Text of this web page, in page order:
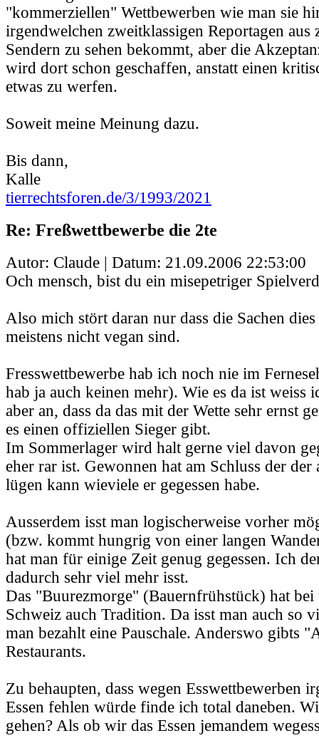
"kommerziellen" Wettbewerben wie man sie
irgendwelchen zweitklassigen Reportagen aus
Sendern zu sehen bekommt, aber die
wird dort schon geschaffen, anstatt einen
etwas zu werfen.
Soweit meine Meinung dazu.
Bis dann,
Kalle
tierrechtsforen.de/3/1993/2021
Re: Freßwettbewerbe die 2te
Autor: Claude | Datum: 21.09.2006 22:53:00
Och mensch, bist du ein misepetriger
Also mich stört daran nur dass die Sachen
meistens nicht vegan sind.
Fresswettbewerbe hab ich noch nie im
hab ja auch keinen mehr). Wie es da ist weiss
aber an, dass da das mit der Wette sehr ernst
es einen offiziellen Sieger gibt.
Im Sommerlager wird halt gerne viel davon
eher rar ist. Gewonnen hat am Schluss der der
lügen kann wieviele er gegessen habe.
Ausserdem isst man logischerweise vorher
(bzw. kommt hungrig von einer langen
hat man für einige Zeit genug gegessen. Ich
dadurch sehr viel mehr isst.
Das "Buurezmorge" (Bauernfrühstück) hat bei
Schweiz auch Tradition. Da isst man auch so
man bezahlt eine Pauschale. Anderswo gibts
Restaurants.
Zu behaupten, dass wegen Esswettbewerben
Essen fehlen würde finde ich total daneben.
gehen? Als ob wir das Essen jemandem